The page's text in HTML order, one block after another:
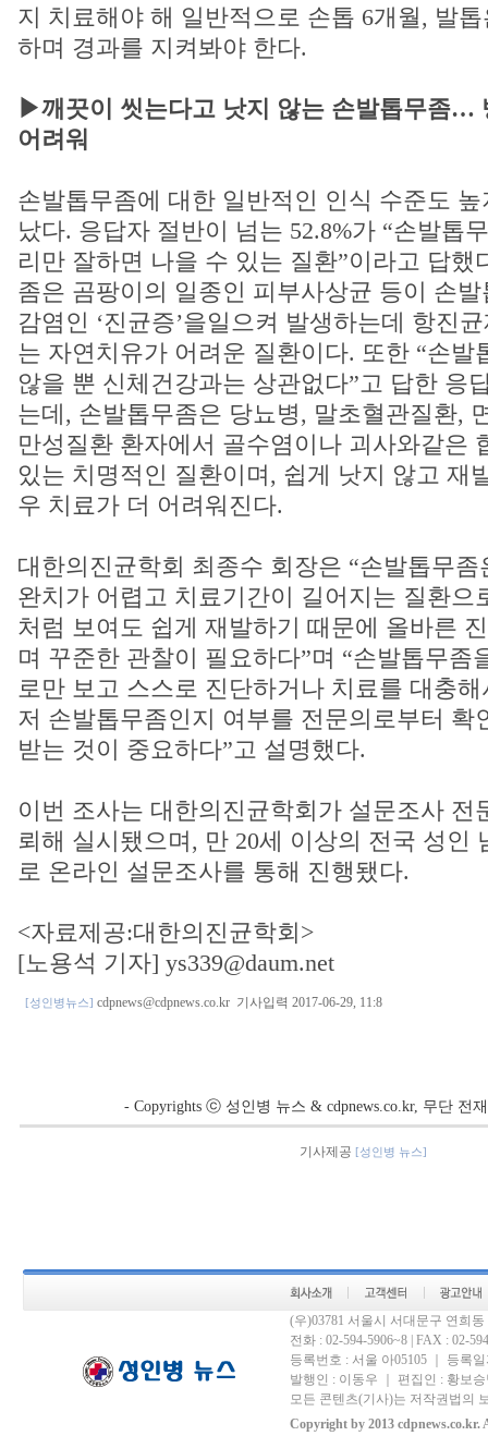
지 치료해야 해 일반적으로 손톱 6개월, 발
하며 경과를 지켜봐야 한다.
▶깨끗이 씻는다고 낫지 않는 손발톱무좀…
어려워
손발톱무좀에 대한 일반적인 인식 수준도
났다. 응답자 절반이 넘는 52.8%가 “손발톱
리만 잘하면 나을 수 있는 질환”이라고 답했
좀은 곰팡이의 일종인 피부사상균 등이 손
감염인 ‘진균증’을일으켜 발생하는데 항진
는 자연치유가 어려운 질환이다. 또한 “손발
않을 뿐 신체건강과는 상관없다”고 답한 응
는데, 손발톱무좀은 당뇨병, 말초혈관질환,
만성질환 환자에서 골수염이나 괴사와같은
있는 치명적인 질환이며, 쉽게 낫지 않고 재
우 치료가 더 어려워진다.
대한의진균학회 최종수 회장은 “손발톱무
완치가 어렵고 치료기간이 길어지는 질환으
처럼 보여도 쉽게 재발하기 때문에 올바른
며 꾸준한 관찰이 필요하다”며 “손발톱무좀
로만 보고 스스로 진단하거나 치료를 대충
저 손발톱무좀인지 여부를 전문의로부터 확
받는 것이 중요하다”고 설명했다.
이번 조사는 대한의진균학회가 설문조사 전
뢰해 실시됐으며, 만 20세 이상의 전국 성인
로 온라인 설문조사를 통해 진행됐다.
<자료제공:대한의진균학회>
[노용석 기자] ys339@daum.net
[성인병뉴스] cdpnews@cdpnews.co.kr기사입력 2017-06-29, 11:8
- Copyrights ⓒ 성인병 뉴스 & cdpnews.co.kr, 무단 전
기사제공 [성인병 뉴스]
(우)03781 서울시 서대문구 연희
전화 : 02-594-5906~8 | FAX : 02-
등록번호 : 서울 아05105 ｜ 등록
발행인 : 이동우 ｜ 편집인 : 황보
모든 콘텐츠(기사)는 저작권법의
Copyright by 2013 cdpnews.co.kr.